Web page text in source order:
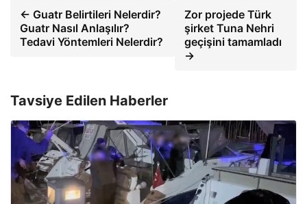
← Guatr Belirtileri Nelerdir?
Guatr Nasıl Anlaşılır?
Tedavi Yöntemleri Nelerdir?
Zor projede Türk
şirket Tuna Nehri
geçişini tamamladı
→
Tavsiye Edilen Haberler